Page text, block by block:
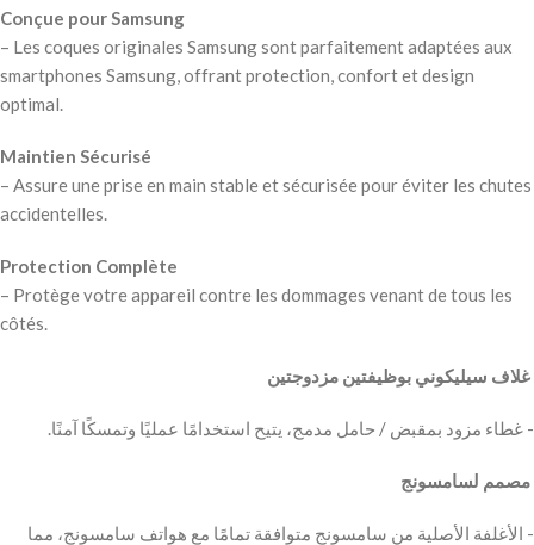
Conçue pour Samsung
– Les coques originales Samsung sont parfaitement adaptées aux
smartphones Samsung, offrant protection, confort et design
optimal.
Maintien Sécurisé
– Assure une prise en main stable et sécurisée pour éviter les chutes
accidentelles.
Protection Complète
– Protège votre appareil contre les dommages venant de tous les
côtés.
‫ غلاف سيليكوني بوظيفتين مزدوجتين
‫ مصمم لسامسونج
‫- الأغلفة الأصلية من سامسونج متوافقة تمامًا مع هواتف سامسونج، مما